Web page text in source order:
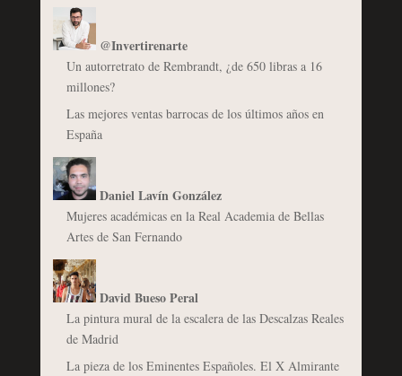
@Invertirenarte
Un autorretrato de Rembrandt, ¿de 650 libras a 16
millones?
Las mejores ventas barrocas de los últimos años en
España
Daniel Lavín González
Mujeres académicas en la Real Academia de Bellas
Artes de San Fernando
David Bueso Peral
La pintura mural de la escalera de las Descalzas Reales
de Madrid
La pieza de los Eminentes Españoles. El X Almirante